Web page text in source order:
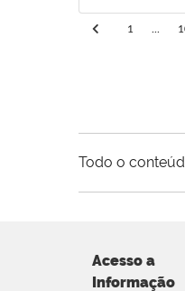
1
Todo o
Acesso a
Informação